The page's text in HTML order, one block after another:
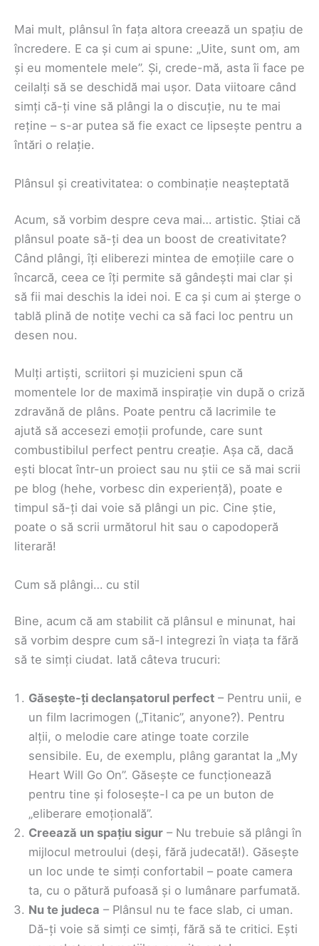
Mai mult, plânsul în fața altora creează un spațiu de
încredere. E ca și cum ai spune: „Uite, sunt om, am
și eu momentele mele”. Și, crede-mă, asta îi face pe
ceilalți să se deschidă mai ușor. Data viitoare când
simți că-ți vine să plângi la o discuție, nu te mai
reține – s-ar putea să fie exact ce lipsește pentru a
întări o relație.
Plânsul și creativitatea: o combinație neașteptată
Acum, să vorbim despre ceva mai… artistic. Știai că
plânsul poate să-ți dea un boost de creativitate?
Când plângi, îți eliberezi mintea de emoțiile care o
încarcă, ceea ce îți permite să gândești mai clar și
să fii mai deschis la idei noi. E ca și cum ai șterge o
tablă plină de notițe vechi ca să faci loc pentru un
desen nou.
Mulți artiști, scriitori și muzicieni spun că
momentele lor de maximă inspirație vin după o criză
zdravănă de plâns. Poate pentru că lacrimile te
ajută să accesezi emoții profunde, care sunt
combustibilul perfect pentru creație. Așa că, dacă
ești blocat într-un proiect sau nu știi ce să mai scrii
pe blog (hehe, vorbesc din experiență), poate e
timpul să-ți dai voie să plângi un pic. Cine știe,
poate o să scrii următorul hit sau o capodoperă
literară!
Cum să plângi… cu stil
Bine, acum că am stabilit că plânsul e minunat, hai
să vorbim despre cum să-l integrezi în viața ta fără
să te simți ciudat. Iată câteva trucuri:
Găsește-ți declanșatorul perfect – Pentru unii, e
un film lacrimogen („Titanic”, anyone?). Pentru
alții, o melodie care atinge toate corzile
sensibile. Eu, de exemplu, plâng garantat la „My
Heart Will Go On”. Găsește ce funcționează
pentru tine și folosește-l ca pe un buton de
„eliberare emoțională”.
Creează un spațiu sigur – Nu trebuie să plângi în
mijlocul metroului (deși, fără judecată!). Găsește
un loc unde te simți confortabil – poate camera
ta, cu o pătură pufoasă și o lumânare parfumată.
Nu te judeca – Plânsul nu te face slab, ci uman.
Dă-ți voie să simți ce simți, fără să te critici. Ești